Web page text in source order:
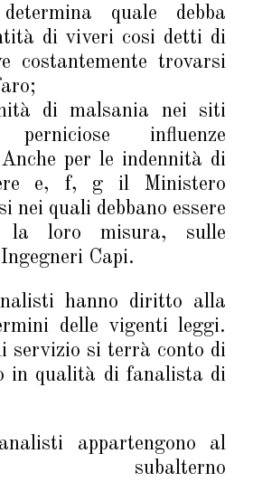
quale debba
di viveri cosi detti di
costantemente trovarsi
di malsania nei siti
influenze
per le indennità di
e, f, g il Ministero
nei quali debbano essere
la loro misura, sulle
Capi.
hanno diritto alla
delle vigenti leggi.
servizio si terrà conto di
in qualità di fanalista di
appartengono al
subalterno